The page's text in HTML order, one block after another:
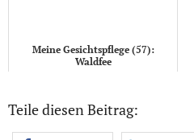
Meine Gesichtspflege (57):
Waldfee
Teile diesen Beitrag: